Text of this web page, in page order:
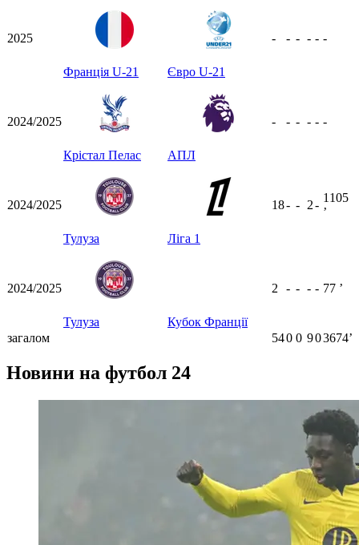
2025
Франція U-21 Євро U-21
- - - - - -
2024/2025
Крістал Пелас АПЛ
- - - - - -
2024/2025
Тулуза Ліга 1
18- - 2-
1105
ʼ
2024/2025
Тулуза Кубок Франції
2 - - - - 77 ʼ
загалом 540 0 903674ʼ
Новини на футбол 24